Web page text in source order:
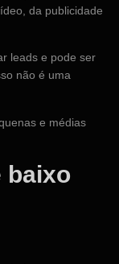
da publicidade
leads e pode ser
não é uma
baixo